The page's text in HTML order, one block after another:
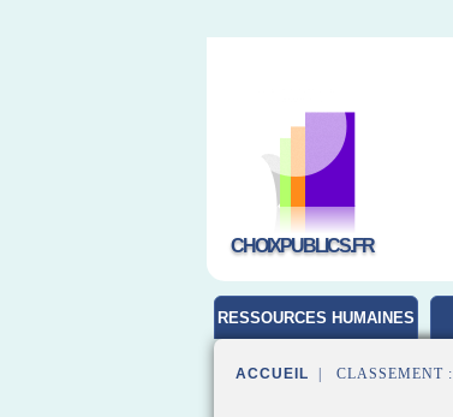
CHOIXPUBLICS.FR
RESSOURCES HUMAINES
ACCUEIL | CLASSEMENT :